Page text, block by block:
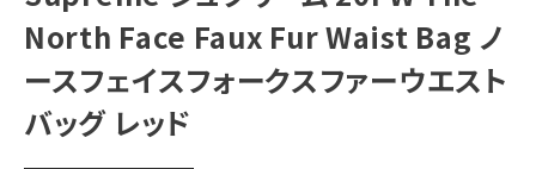
Tシャツ・ロングスリーブ
ジャケット・アウター
North Face Faux Fur Waist Bag ノ
ースフェイスフォークスファーウエスト
バッグ レッド